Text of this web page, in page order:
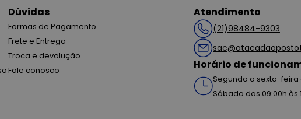
Dúvidas
Formas de Pagamento
Frete e Entrega
Troca e devolução
Fale conosco
Atendimento
(21)98484-9303
Horário de
Segunda a sexta-feira
Sábado das 09:00h às